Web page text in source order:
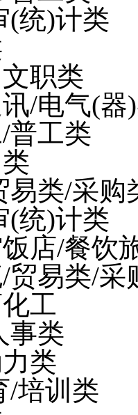
(统)计类
职类
/电气(器
普工类
易类/采购
(统)计类
店/餐饮
贸易类/采
工
事类
类
/培训类